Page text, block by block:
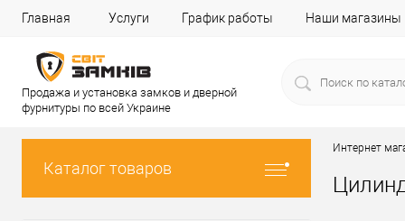
Главная Услуги График работы Наши магазины
Продажа и установка замков и дверной
фурнитуры по всей Украине
Каталог товаров
Интернет